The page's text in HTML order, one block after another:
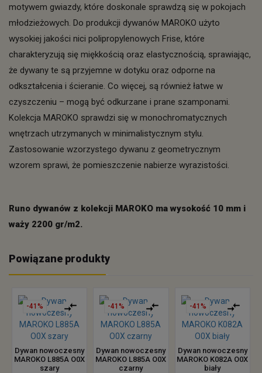
motywem gwiazdy, które doskonale sprawdzą się w pokojach
młodzieżowych. Do produkcji dywanów MAROKO użyto
wysokiej jakości nici polipropylenowych Frise, które
charakteryzują się miękkością oraz elastycznością, sprawiając,
że dywany te są przyjemne w dotyku oraz odporne na
odkształcenia i ścieranie. Co więcej, są również łatwe w
czyszczeniu – mogą być odkurzane i prane szamponami.
Kolekcja MAROKO sprawdzi się w monochromatycznych
wnętrzach utrzymanych w minimalistycznym stylu.
Zastosowanie wzorzystego dywanu z geometrycznym
wzorem sprawi, że pomieszczenie nabierze wyrazistości.
Runo dywanów z kolekcji MAROKO ma wysokość 10 mm i
waży 2200 gr/m2.
Powiązane produkty
-41%
Dywan nowoczesny
MAROKO L885A O0X
szary
-41%
Dywan nowoczesny
MAROKO L885A O0X
czarny
-41%
Dywan nowoczesny
MAROKO K082A O0X
biały